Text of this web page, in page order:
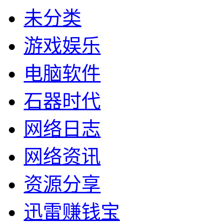
未分类
游戏娱乐
电脑软件
石器时代
网络日志
网络资讯
资源分享
迅雷赚钱宝